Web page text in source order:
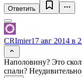
Ответить
CRImier17 авг 2014 в
Наполовину? Это
спали?